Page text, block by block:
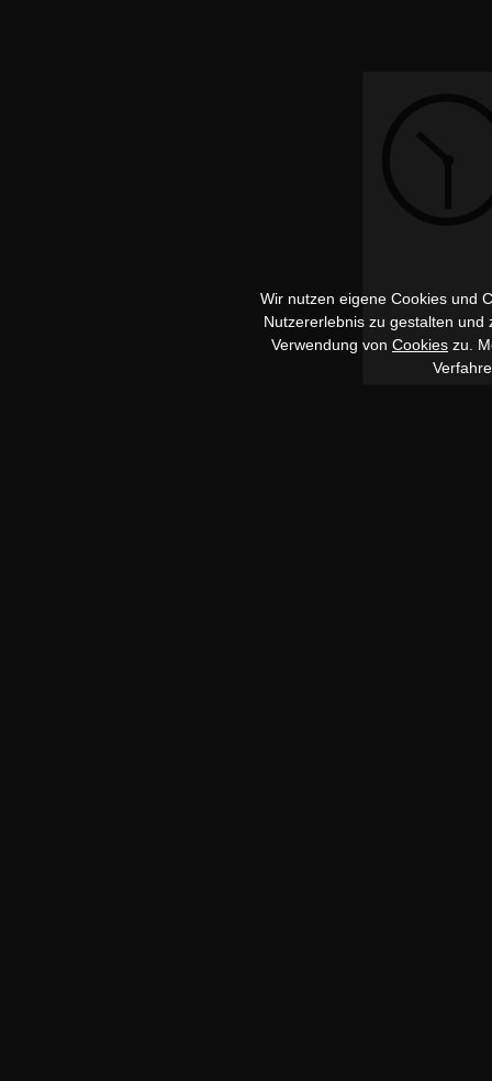
Wir nutzen eigene Cookies und
Nutzererlebnis zu gestalten
Verwendung von Cookies zu.